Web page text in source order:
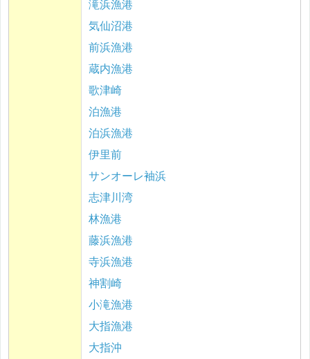
滝浜漁港
気仙沼港
前浜漁港
蔵内漁港
歌津崎
泊漁港
泊浜漁港
伊里前
サンオーレ袖浜
志津川湾
林漁港
藤浜漁港
寺浜漁港
神割崎
小滝漁港
大指漁港
大指沖